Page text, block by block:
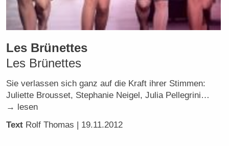
Les Brünettes
Les Brünettes
Sie verlassen sich ganz auf die Kraft ihrer Stimmen:
Juliette Brousset, Stephanie Neigel, Julia Pellegrini…
→ lesen
Text Rolf Thomas | 19.11.2012